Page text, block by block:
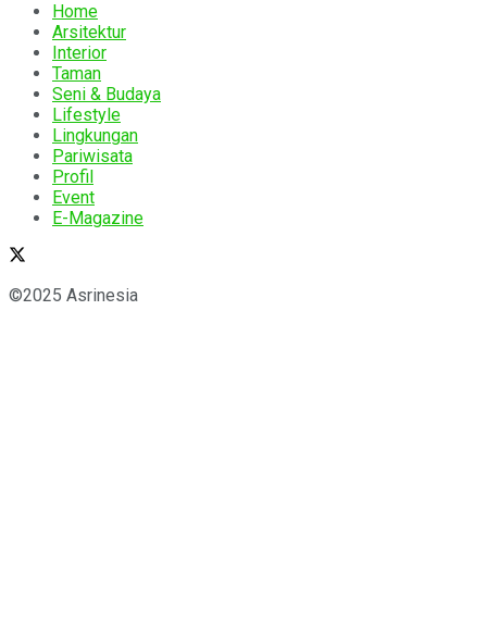
Home
Arsitektur
Interior
Taman
Seni & Budaya
Lifestyle
Lingkungan
Pariwisata
Profil
Event
E-Magazine
©2025 Asrinesia